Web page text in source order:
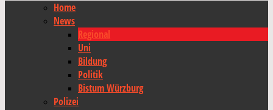
Home
News
Regional
Uni
Bildung
Politik
Bistum Würzburg
Polizei